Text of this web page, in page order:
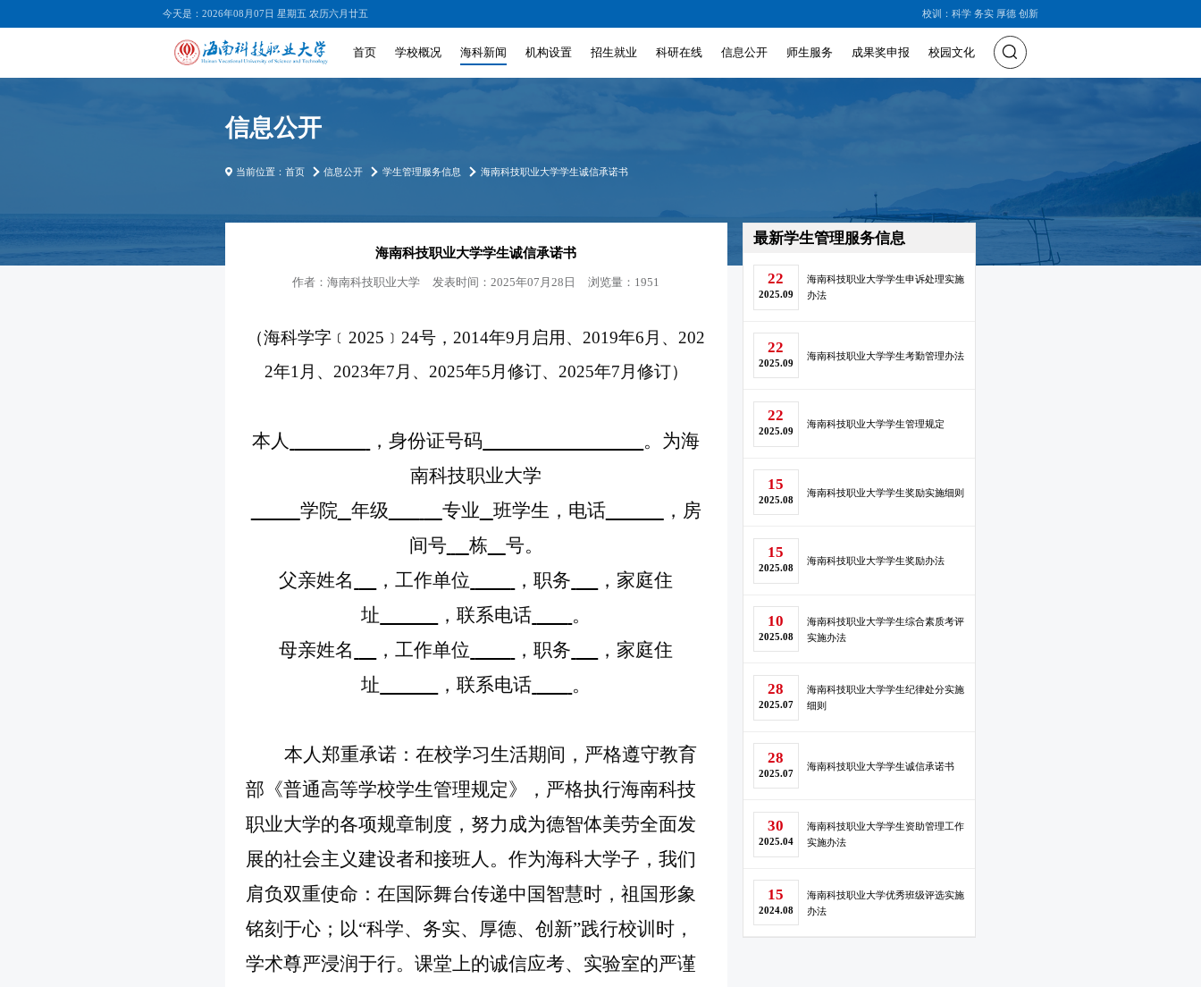
今天是：2026年08月07日 星期五 农历六月廿五 校训：科学 务实 厚德 创新
首页 学校概况 海科新闻 机构设置 招生就业 科研在线 信息公开 师生服务 成果奖申报 校园文化
信息公开
当前位置： 首页 信息公开 学生管理服务信息 海南科技职业大学学生诚信承诺书
海南科技职业大学学生诚信承诺书
作者：海南科技职业大学 发表时间：2025年07月28日 浏览量：1951
（海科学字﹝2025﹞24号，2014年9月启用、2019年6月、202
2年1 月、 2023年7月、2025年5月修订、2025年7月修订）
本人 ，身份证号码 。 为海
南科技职业大学
学院
年级 专业 班学生， 电话 ， 房
间号
栋
号。
父亲姓名 ，工作单位 ，职务
，家庭住
址
，联系电话
。
母亲姓名
，工作单位 ，职务
，家庭住
址
，联系电话 。
本人郑重承诺：在校学习生活期间，严格遵守教育
部《普通高等学校学生管理规定》，严格执行海南科技
职业大学的各项规章制度，努力成为德智体美劳全面发
展的社会主义建设者和接班人。作为海科大学子，我们
肩负双重使命：在国际舞台传递中国智慧时，祖国形象
铭刻于心；以“科学、务实、厚德、创新”践行校训时，
学术尊严浸润于行。课堂上的诚信应考、实验室的严谨
最新学生管理服务信息
22
2025.09
海南科技职业大学学生申诉处理实施
办法
22
2025.09
海南科技职业大学学生考勤管理办法
22
2025.09
海南科技职业大学学生管理规定
15
2025.08
海南科技职业大学学生奖励实施细则
15
2025.08
海南科技职业大学学生奖励办法
10
2025.08
海南科技职业大学学生综合素质考评
实施办法
28
2025.07
海南科技职业大学学生纪律处分实施
细则
28
2025.07
海南科技职业大学学生诚信承诺书
30
2025.04
海南科技职业大学学生资助管理工作
实施办法
15
2024.08
海南科技职业大学优秀班级评选实施
办法